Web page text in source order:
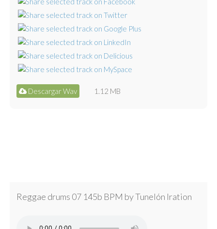
Descargar Wav 1.12 MB
Reggae drums 07 145b BPM by Tunelón Iration